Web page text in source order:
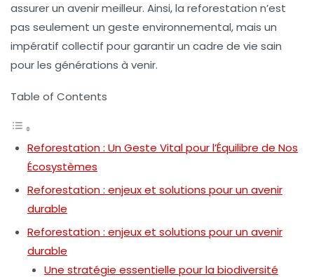
assurer un avenir meilleur. Ainsi, la reforestation n’est
pas seulement un geste environnemental, mais un
impératif collectif pour garantir un cadre de vie sain
pour les générations à venir.
Table of Contents
Reforestation : Un Geste Vital pour l’Équilibre de Nos
Écosystèmes
Reforestation : enjeux et solutions pour un avenir
durable
Reforestation : enjeux et solutions pour un avenir
durable
Une stratégie essentielle pour la biodiversité